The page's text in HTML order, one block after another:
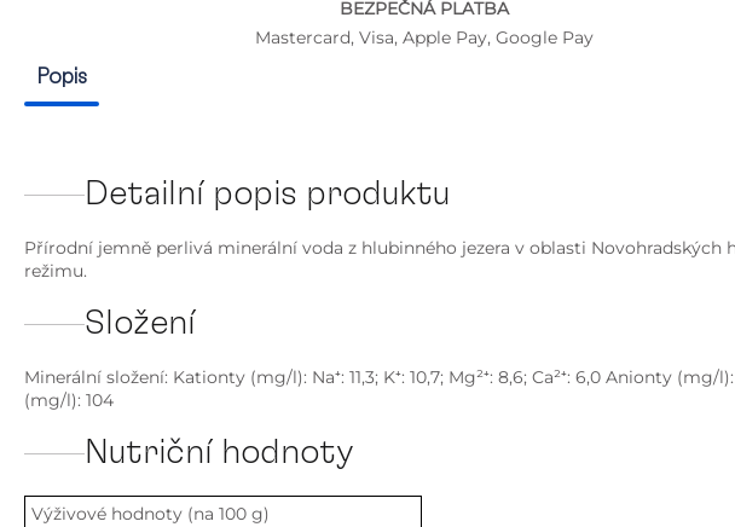
BEZPEČNÁ PLATBA
Mastercard, Visa, Apple Pay, Google Pay
Popis
Detailní popis produktu
Přírodní jemně perlivá minerální voda z hlubinného jezera v oblasti
režimu.
Složení
Minerální složení: Kationty (mg/l): Na⁺: 11,3; K⁺: 10,7; Mg²⁺: 8,6; Ca²⁺: 6,0 Anionty (mg/
(mg/l): 104
Nutriční hodnoty
Výživové hodnoty (na 100 g)